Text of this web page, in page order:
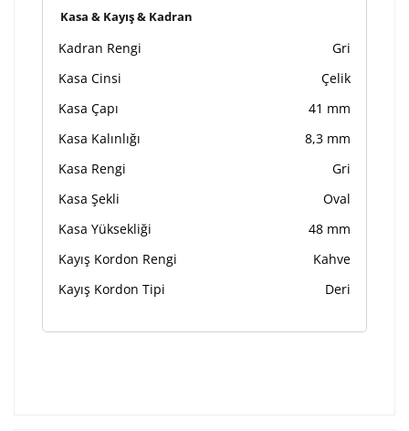
Kasa & Kayış & Kadran
Kadran Rengi
Gri
Kasa Cinsi
Çelik
Kasa Çapı
41 mm
Kasa Kalınlığı
8,3 mm
Kasa Rengi
Gri
Kasa Şekli
Oval
Kasa Yüksekliği
48 mm
Kayış Kordon Rengi
Kahve
Kayış Kordon Tipi
Deri